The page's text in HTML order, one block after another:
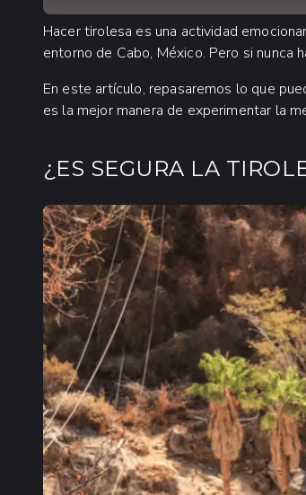
Hacer tirolesa es una actividad
entorno de Cabo, México. Pero si nunca
En este artículo, repasaremos lo que
es la mejor manera de experimentar la
¿ES SEGURA LA